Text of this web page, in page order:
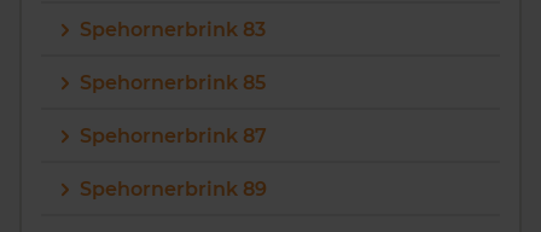
Spehornerbrink 83
Spehornerbrink 85
Spehornerbrink 87
Spehornerbrink 89